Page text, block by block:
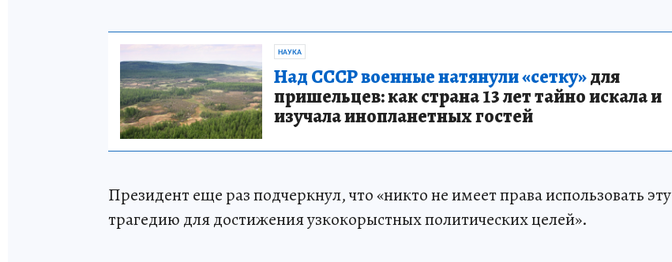
НАУКА
Над СССР военные натянули «сетку»для
пришельцев: как страна 13 лет тайно искала и
изучала инопланетных гостей
Президент еще раз подчеркнул, что «никто не имеет права использовать эту
трагедию для достижения узкокорыстных политических целей».